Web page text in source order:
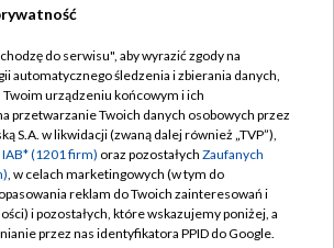
TVP
TVP
Cyfrowa
Regulamin TVP
Polityka prywatności
Moje zgody
Pomoc
do serwisu", aby wyrazić zgody na
automatycznego śledzenia i zbierania danych,
urządzeniu końcowym i ich
przetwarzanie Twoich danych osobowych przez
S.A. w likwidacji (zwaną dalej również „TVP”),
(1201 firm) oraz pozostałych Zaufanych
, w celach marketingowych (w tym do
reklam do Twoich zainteresowań i
i pozostałych, które wskazujemy poniżej, a
przez nas identyfikatora PPID do Google.